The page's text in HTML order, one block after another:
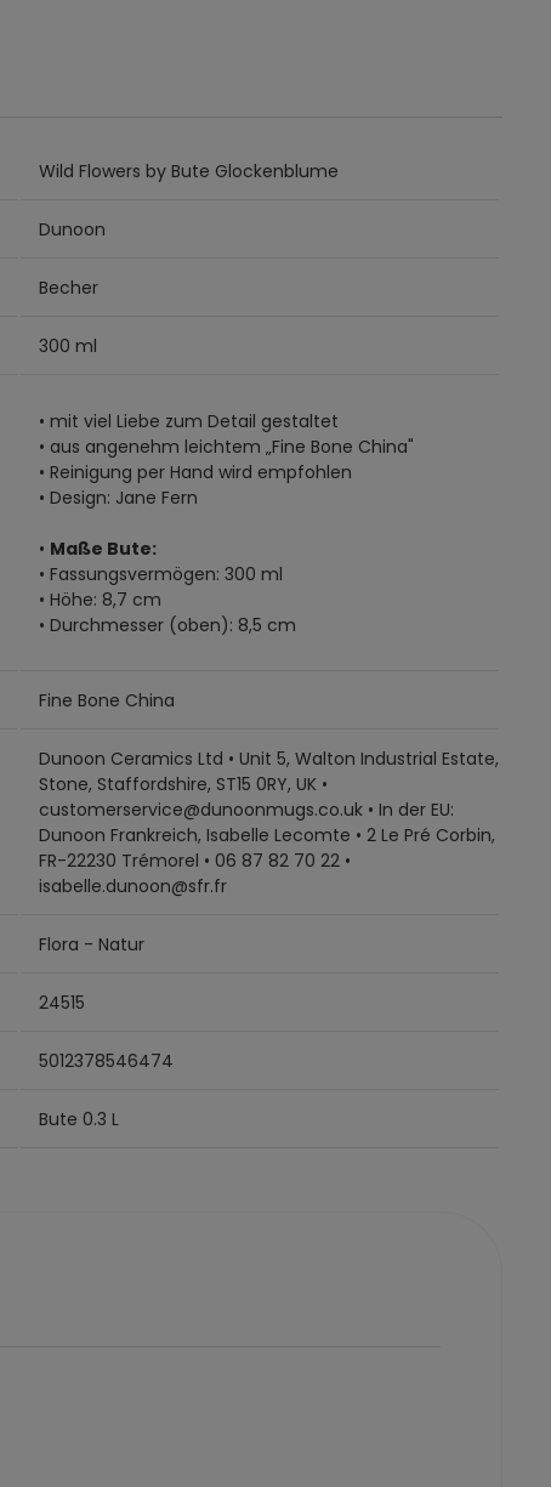
Wild Flowers by Bute Glockenblume
Dunoon
Becher
300 ml
• mit viel Liebe zum Detail gestaltet
• aus angenehm leichtem „Fine Bone China"
• Reinigung per Hand wird empfohlen
• Design: Jane Fern
• Maße Bute:
• Fassungsvermögen: 300 ml
• Höhe: 8,7 cm
• Durchmesser (oben): 8,5 cm
Fine Bone China
Dunoon Ceramics Ltd • Unit 5, Walton Industrial Estate,
Stone, Staffordshire, ST15 0RY, UK •
customerservice@dunoonmugs.co.uk • In der EU:
Dunoon Frankreich, Isabelle Lecomte • 2 Le Pré Corbin,
FR-22230 Trémorel • 06 87 82 70 22 •
isabelle.dunoon@sfr.fr
Flora - Natur
24515
5012378546474
Bute 0.3 L